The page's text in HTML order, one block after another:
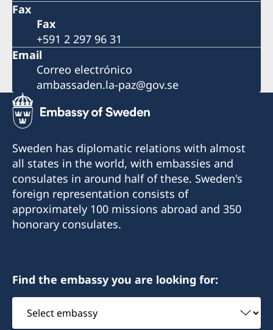
Fax
Fax
+591 2 297 96 31
Email
Correo electrónico
ambassaden.la-paz@gov.se
Sweden has diplomatic relations with almost
all states in the world, with embassies and
consulates in around half of these. Sweden's
foreign representation consists of
approximately 100 missions abroad and 350
honorary consulates.
Find the embassy you are looking for:
Select
embassy